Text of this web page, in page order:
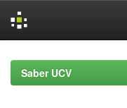
navigationSaber UCV